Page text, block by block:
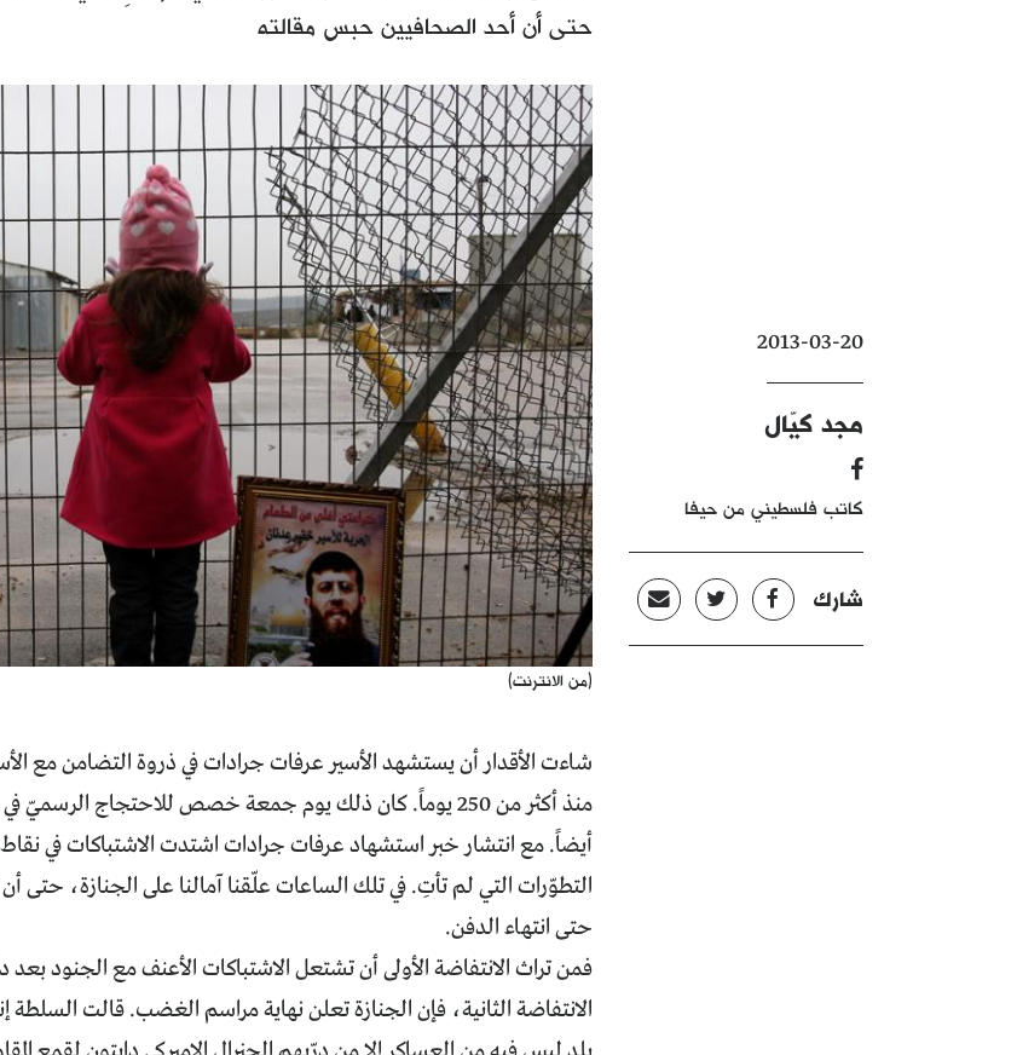
حتى أن أحد الصحافيين حبس مقالته
2013-03-20
مجد كيّال
كاتب فلسطيني من حيفا
شارك
(من الانترنت)
شاءت الأقدار أن يستشهد الأسير عرفات جرادات في ذروة التضامن مع
منذ أكثر من 250 يوماً. كان ذلك يوم جمعة خصص للاحتجاج
أيضاً. مع انتشار خبر استشهاد عرفات جرادات اشتدت الاشتباكات في
التطوّرات التي لم تأتِ. في تلك الساعات علّقنا آمالنا على الجنازة،
حتى انتهاء الدفن.
فمن تراث الانتفاضة الأولى أن تشتعل الاشتباكات الأعنف مع الجنود بعد
الانتفاضة الثانية، فإن الجنازة تعلن نهاية مراسم الغضب. قالت